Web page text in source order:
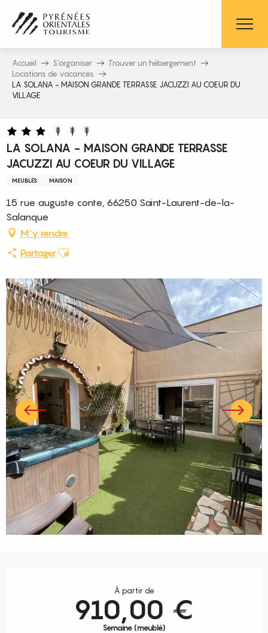
contenu
principal
Accueil S’organiser
Trouver un hébergement
Locations de vacances
LA SOLANA - MAISON GRANDE TERRASSE JACUZZI AU COEUR DU
VILLAGE
LA SOLANA - MAISON GRANDE TERRASSE
JACUZZI AU COEUR DU VILLAGE
MEUBLÉS MAISON
15 rue auguste conte, 66250 Saint-Laurent-de-la-
Salanque
M'y rendre
PartagerAjouter aux favoris
À partir de
910,00 €
Semaine (meublé)